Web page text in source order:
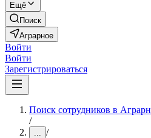
Ещё
Поиск
Аграрное
Войти
Войти
Зарегистрироваться
Поиск сотрудников в
/
... /